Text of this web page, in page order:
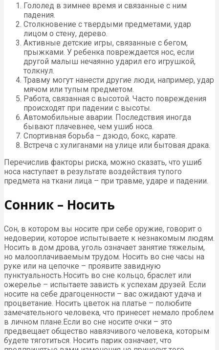
Гололед в зимнее время и связанные с ним
падения.
Столкновение с твердыми предметами, удар
лицом о стену, дерево.
Активные детские игры, связанные с бегом,
прыжками. У ребенка повреждается нос, если
другой малыш нечаянно ударил его игрушкой,
толкнул.
Травму могут нанести другие люди, например, удар
мячом или тупым предметом.
Работа, связанная с высотой. Часто повреждения
происходят при падении с высоты.
Автомобильные аварии. Последствия иногда
бывают плачевнее, чем ушиб носа.
Спортивная борьба – дзюдо, бокс, карате.
Встреча с хулиганами на улице или бытовая драка.
Перечислив факторы риска, можно сказать, что ушиб
носа наступает в результате воздействия тупого
предмета на ткани лица – при травме, ударе и падении.
Сонник – Носить
Сон, в котором вы носите при себе оружие, говорит о
недоверии, которое испытываете к незнакомым людям.
Носить в дом дрова, уголь означает занятие тяжелым,
но малооплачиваемым трудом. Носить во сне часы на
руке или на цепочке – проявите завидную
пунктуальность.Носить во сне кольцо, браслет или
ожерелье – испытаете зависть к успехам друзей. Если
носите на себе драгоценности – вас ожидают удача и
процветание. Носить цветок на платье – полюбите
замечательного человека, что принесет немало проблем
в личном плане.Если во сне носите очки – это
предвещает общество навязчивого человека, которым
будете тяготиться. Носить парик означает, что